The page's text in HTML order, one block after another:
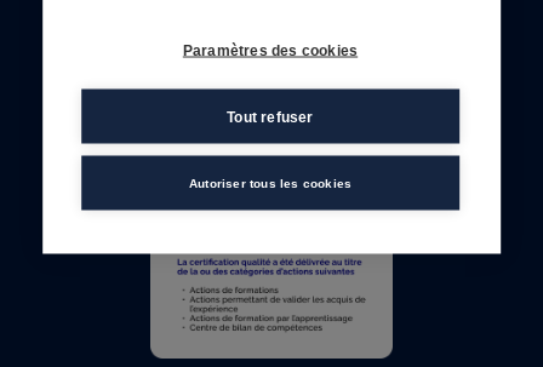
Paramètres des cookies
Tout refuser
Autoriser tous les cookies